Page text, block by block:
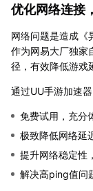
优化网络连接
网络问题是造成《
作为网易大厂独家
径，有效降低游戏
通过UU手游加速
免费试用，充分
极致降低网络延
提升网络稳定性
解决高ping值问